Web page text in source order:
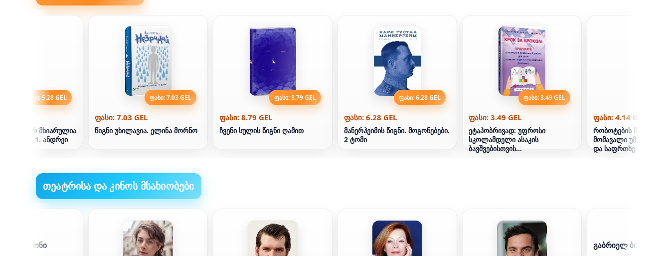
ფასი: 5.28 GEL
როგორ მხიარულია
წიგნი 1. ანდრეი
ფასი: 7.03 GEL
ფასი: 7.03 GEL
წიგნი უხილავია. ელინა მორნო
ფასი: 8.79 GEL
ფასი: 8.79 GEL
ჩვენი სულის წიგნი ღამით
ფასი: 6.28 GEL
ფასი: 6.28 GEL
მანერჰეიმის წიგნი. მოგონებები.
2 ტომი
ფასი: 3.49 GEL
ფასი: 3.49 GEL
ეტაპობრივად: უფროსი
სკოლამდელი ასაკის
ბავშვებისთვის
ფასი: 4.14 GEL
რობოტების მოსვლის
მომავალი
და საფრთხე მარტინ
თეატრისა და კინოს მსახიობები
გაბრიელ ბირნი